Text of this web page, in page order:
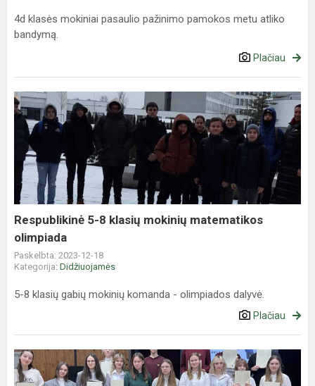
4d klasės mokiniai pasaulio pažinimo pamokos metu atliko
bandymą.
Plačiau
Respublikinė
5-
klasių
mokinių
matematikos
olimpiada
Respublikinė 5-8 klasių mokinių matematikos
olimpiada
Paskelbta: 2023-12-18
Kategorija: Didžiuojamės
5-8 klasių gabių mokinių komanda - olimpiados dalyvė.
Plačiau
Anglų
kalbos